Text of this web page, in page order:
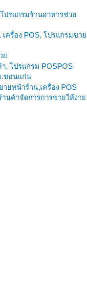
ปรแกรมร้านอาหารช่วย
ย
.ขอนแก่น
านค้าจัดการการขายให้ง่าย